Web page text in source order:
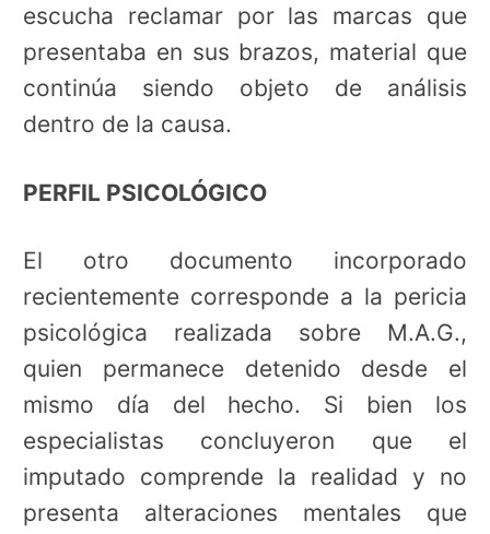
escucha reclamar por las marcas que
presentaba en sus brazos, material que
continúa siendo objeto de análisis
dentro de la causa.
PERFIL PSICOLÓGICO
El otro documento incorporado
recientemente corresponde a la pericia
psicológica realizada sobre M.A.G.,
quien permanece detenido desde el
mismo día del hecho. Si bien los
especialistas concluyeron que el
imputado comprende la realidad y no
presenta alteraciones mentales que